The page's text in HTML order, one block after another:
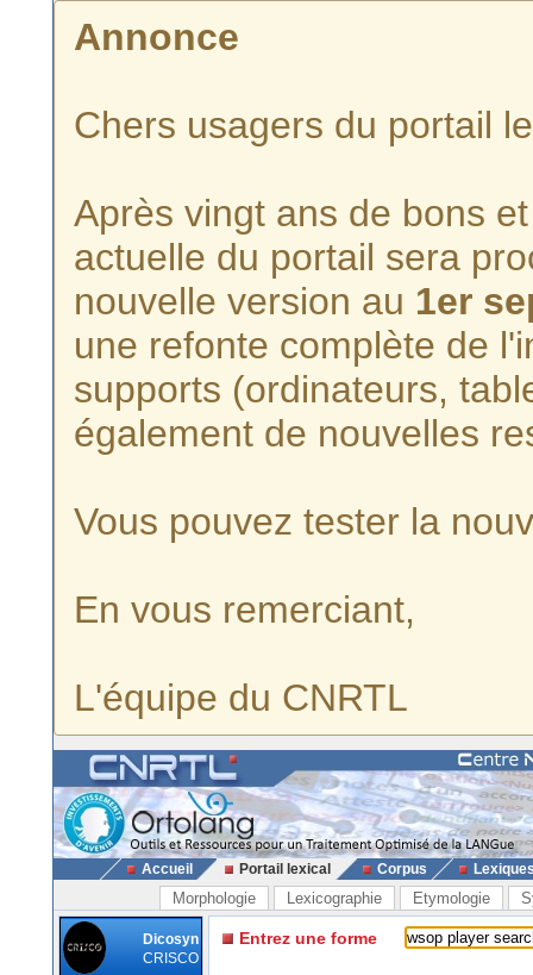
Annonce
Chers usagers du portail
Après vingt ans de bons
actuelle du portail sera
nouvelle version au 1er
une refonte complète de
supports (ordinateurs,
également de nouvelles
Vous pouvez tester la
En vous remerciant,
L'équipe du CNRTL
Accueil Portail lexical Corpus
Morphologie Lexicographie Etymologie
Dicosyn
CRISCO
Entrez une forme